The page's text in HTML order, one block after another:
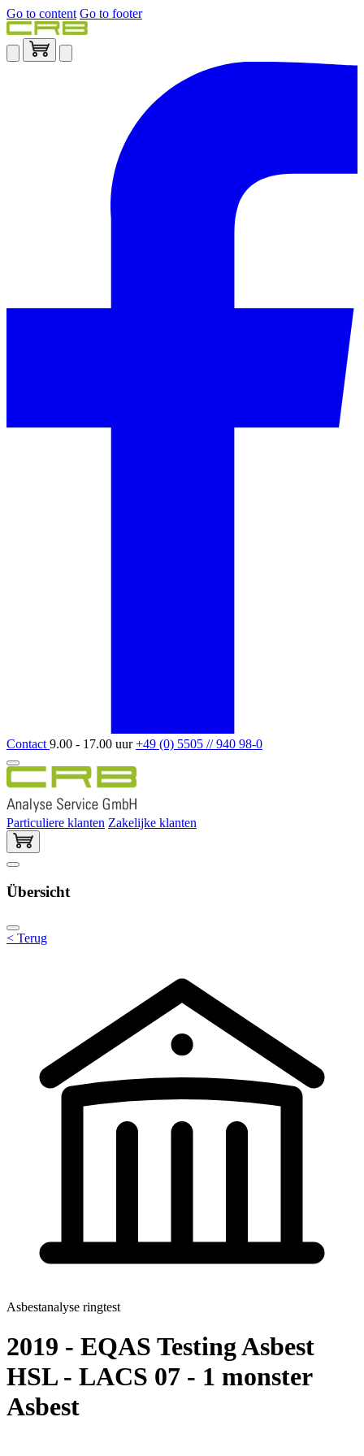
Go to content Go to footer
Contact 9.00 - 17.00 uur+49 (0) 5505 // 940 98-0
Particuliere klanten Zakelijke klanten
Übersicht
< Terug
Asbestanalyse ringtest
2019 - EQAS Testing Asbest
HSL - LACS 07 - 1 monster
Asbest